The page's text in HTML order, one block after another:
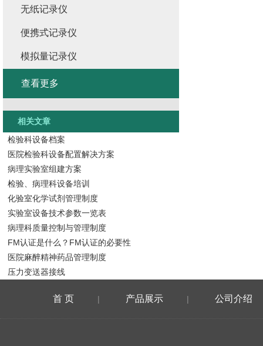
无纸记录仪
便携式记录仪
模拟量记录仪
查看更多
相关文章
检验科设备档案
医院检验科设备配置解决方案
病理实验室组建方案
检验、病理科设备培训
化验室化学试剂管理制度
实验室设备技术参数一览表
病理科质量控制与管理制度
FM认证是什么？FM认证的必要性
医院麻醉精神药品管理制度
压力变送器接线
首 页 | 产品展示 | 公司介绍